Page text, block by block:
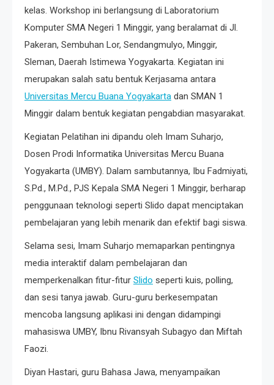
kelas. Workshop ini berlangsung di Laboratorium
Komputer SMA Negeri 1 Minggir, yang beralamat di Jl.
Pakeran, Sembuhan Lor, Sendangmulyo, Minggir,
Sleman, Daerah Istimewa Yogyakarta. Kegiatan ini
merupakan salah satu bentuk Kerjasama antara
Universitas Mercu Buana Yogyakarta dan SMAN 1
Minggir dalam bentuk kegiatan pengabdian masyarakat.
Kegiatan Pelatihan ini dipandu oleh Imam Suharjo,
Dosen Prodi Informatika Universitas Mercu Buana
Yogyakarta (UMBY). Dalam sambutannya, Ibu Fadmiyati,
S.Pd., M.Pd., PJS Kepala SMA Negeri 1 Minggir, berharap
penggunaan teknologi seperti Slido dapat menciptakan
pembelajaran yang lebih menarik dan efektif bagi siswa.
Selama sesi, Imam Suharjo memaparkan pentingnya
media interaktif dalam pembelajaran dan
memperkenalkan fitur-fitur Slido seperti kuis, polling,
dan sesi tanya jawab. Guru-guru berkesempatan
mencoba langsung aplikasi ini dengan didampingi
mahasiswa UMBY, Ibnu Rivansyah Subagyo dan Miftah
Faozi.
Diyan Hastari, guru Bahasa Jawa, menyampaikan